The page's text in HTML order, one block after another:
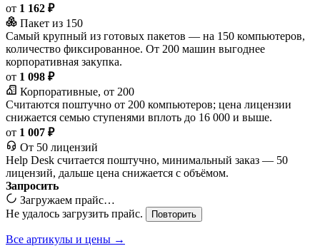
от 1 162 ₽
Пакет из 150
Самый крупный из готовых пакетов — на 150 компьютеров,
количество фиксированное. От 200 машин выгоднее
корпоративная закупка.
от 1 098 ₽
Корпоративные, от 200
Считаются поштучно от 200 компьютеров; цена лицензии
снижается семью ступенями вплоть до 16 000 и выше.
от 1 007 ₽
От 50 лицензий
Help Desk считается поштучно, минимальный заказ — 50
лицензий, дальше цена снижается с объёмом.
Запросить
Загружаем прайс…
Не удалось загрузить прайс.
Повторить
Все артикулы и цены →